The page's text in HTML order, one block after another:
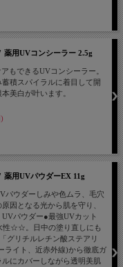
薬用UVコンシーラー 2.5g
もできるUVコンシーラー。
積スパイラルに着目して開
美白が叶います。
薬用UVパウダーEX 11g
パウダーしみや色ムラ、毛穴
因となる光から肌を守り、
パウダー●最強UVカット
性☆☆。日中の塗り直しにも
グリチルレチン酸ステアリ
ライト、近赤外線)から徹底ガ
にカバーしながら透明美肌